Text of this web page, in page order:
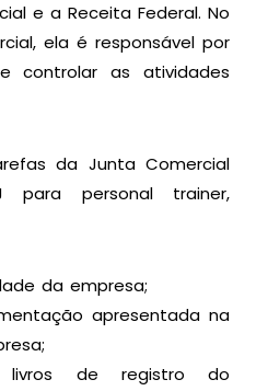
e a Receita Federal. No
ela é responsável por
controlar as atividades
da Junta Comercial
personal trainer,
da empresa;
apresentada na
livros de registro do